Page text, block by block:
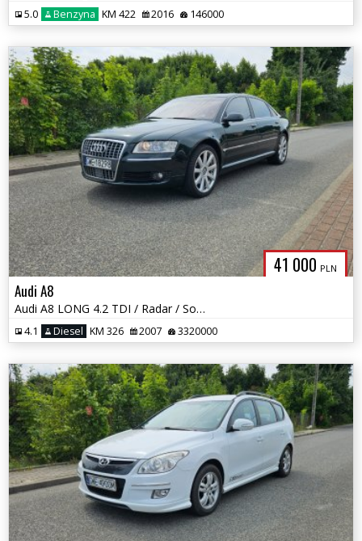
5.0 Benzyna KM 422 2016 146000
41 000 PLN
Audi A8
Audi A8 LONG 4.2 TDI / Radar / Sofl close / Webasto / II Kpl kół /
4.1 Diesel KM 326 2007 3320000